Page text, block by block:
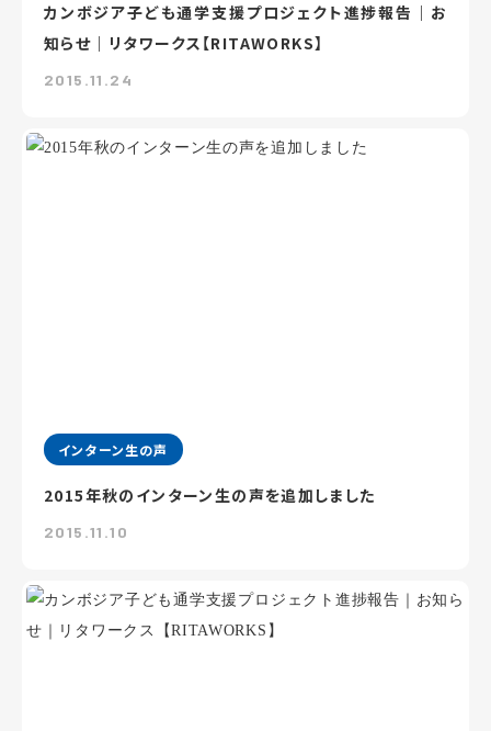
カンボジア子ども通学支援プロジェクト進捗報告｜お
知らせ｜リタワークス【RITAWORKS】
2015.11.24
インターン生の声
2015年秋のインターン生の声を追加しました
2015.11.10